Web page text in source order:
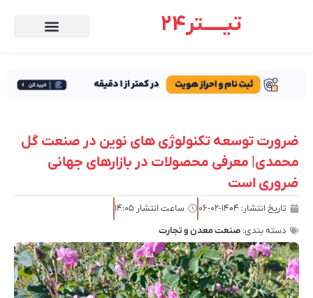
تیـــــتر24
ضرورت توسعه تکنولوژی ‌های نوین در صنعت گل
محمدی| معرفی محصولات در بازارهای جهانی
ضروری است
تاریخ انتشار: ۱۴۰۴-۰۲-۰۶ ساعت انتشار ۱۴:۰۵
دسته بندی: صنعت معدن و تجارت